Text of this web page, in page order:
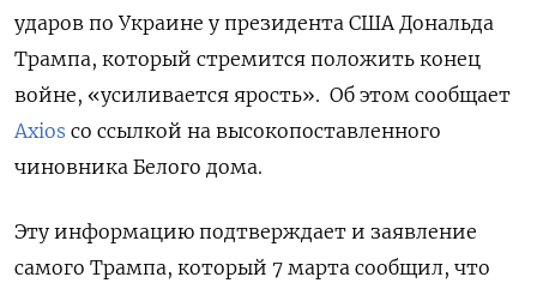
ударов по Украине у президента США Дональда
Трампа, который стремится положить конец
войне, «усиливается ярость». Об этом сообщает
Axios со ссылкой на высокопоставленного
чиновника Белого дома.
Эту информацию подтверждает и заявление
самого Трампа, который 7 марта сообщил, что